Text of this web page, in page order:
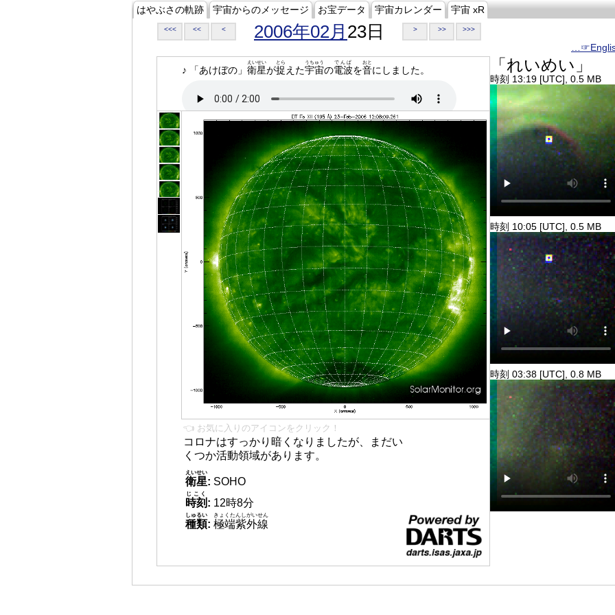
はやぶさの軌跡 宇宙からのメッセージ お宝データ 宇宙カレンダー 宇宙 xR
<<< << < 2006年02月 23日 > >> >>>
♪ 「あけぼの」 衛星
えいせい
が捉
とら
えた宇宙
うちゅう
の電波
でんぱ
を音
おと
にしました。
👈 お気に入りのアイコンをクリック！
コロナはすっかり暗くなりましたが、まだい
くつか活動領域があります。
衛星
えいせい
: SOHO
時刻
じこく
: 12時8分
種類
しゅるい
: 極端紫外線
きょくたんしがいせん
「れいめい」
時刻 13:19 [UTC], 0.5 MB
時刻 10:05 [UTC], 0.5 MB
時刻 03:38 [UTC], 0.8 MB